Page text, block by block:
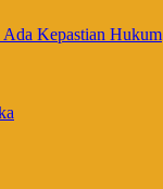
Kepastian Hukum